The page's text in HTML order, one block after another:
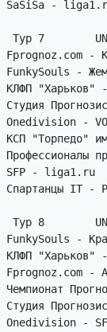
SaSiSa -
Тур 7
Fprognoz.com -
FunkySouls -
КЛФП "Харьков" -
Студия
Onedivision -
КСП "Торпедо"
Профессионалы
SFP - liga1.ru
Спартанцы IT -
Тур 8
FunkySouls -
КЛФП "Харьков" -
Fprognoz.com -
Чемпионат
Студия
Onedivision -